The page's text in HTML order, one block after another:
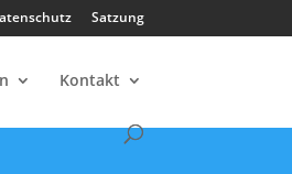
Satzung
Kontakt